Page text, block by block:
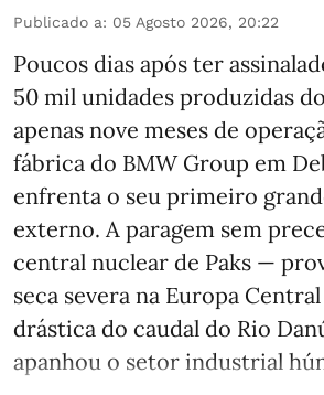
Publicado a: 05 Agosto 2026, 20:22
Poucos dias após ter
50 mil unidades produzidas
apenas nove meses de
fábrica do BMW Group em
enfrenta o seu primeiro
externo. A paragem sem
central nuclear de Paks —
seca severa na Europa
drástica do caudal do Rio
apanhou o setor industrial